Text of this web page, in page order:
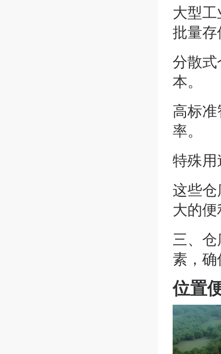
大型
批量
分散
本。
高标
率。
特殊
这些
大的
三、
素，
位置